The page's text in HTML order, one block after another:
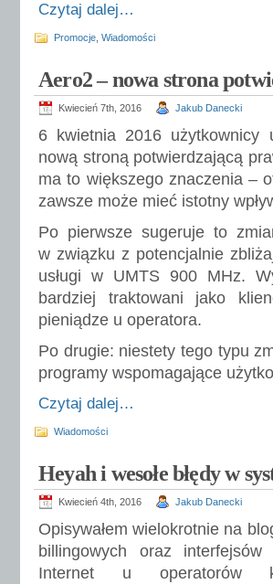
Czytaj dalej…
Promocje Wiadomości
Aero2 – nowa strona
Kwiecień 7th, 2016 Jakub Danecki
6 kwietnia 2016 użytkownicy
nową stroną potwierdzającą
ma to większego znaczenia –
zawsze może mieć istotny
Po pierwsze sugeruje to
w związku z potencjalnie
usługi w UMTS 900 MHz.
bardziej traktowani jako
pieniądze u operatora.
Po drugie: niestety tego typu
programy wspomagające
Czytaj dalej…
Wiadomości
Heyah i wesołe błędy w
Kwiecień 4th, 2016 Jakub Danecki
Opisywałem wielokrotnie na
billingowych oraz
Internet u operatorów